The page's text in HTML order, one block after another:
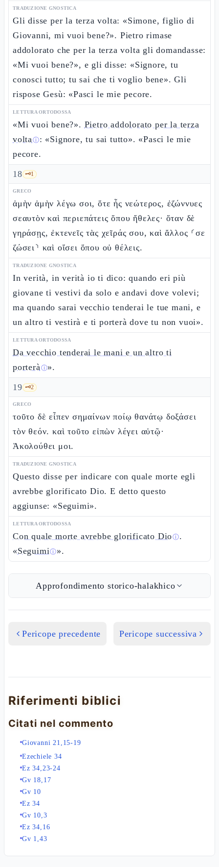
TRADUZIONE GNOSTICA
Gli disse per la terza volta: «Simone, figlio di
Giovanni, mi vuoi bene?». Pietro rimase
addolorato che per la terza volta gli domandasse:
«Mi vuoi bene?», e gli disse: «Signore, tu
conosci tutto; tu sai che ti voglio bene». Gli
rispose Gesù: «Pasci le mie pecore.
LETTURA ORTODOSSA
«Mi vuoi bene?». Pietro addolorato per la terza
voltaⓘ: «Signore, tu sai tutto». «Pasci le mie
pecore.
18 🗝️1
GRECO
ἀμὴν ἀμὴν λέγω σοι, ὅτε ἦς νεώτερος, ἐζώννυες
σεαυτὸν καὶ περιεπάτεις ὅπου ἤθελες· ὅταν δὲ
γηράσῃς, ἐκτενεῖς τὰς χεῖράς σου, καὶ ἄλλος ⸂σε
ζώσει⸃ καὶ οἴσει ὅπου οὐ θέλεις.
TRADUZIONE GNOSTICA
In verità, in verità io ti dico: quando eri più
giovane ti vestivi da solo e andavi dove volevi;
ma quando sarai vecchio tenderai le tue mani, e
un altro ti vestirà e ti porterà dove tu non vuoi».
LETTURA ORTODOSSA
Da vecchio tenderai le mani e un altro ti
porteràⓘ».
19 🗝️2
GRECO
τοῦτο δὲ εἶπεν σημαίνων ποίῳ θανάτῳ δοξάσει
τὸν θεόν. καὶ τοῦτο εἰπὼν λέγει αὐτῷ·
Ἀκολούθει μοι.
TRADUZIONE GNOSTICA
Questo disse per indicare con quale morte egli
avrebbe glorificato Dio. E detto questo
aggiunse: «Seguimi».
LETTURA ORTODOSSA
Con quale morte avrebbe glorificato Dioⓘ.
«Seguimiⓘ».
Approfondimento storico-halakhico
Pericope precedente Pericope successiva
Riferimenti biblici
Citati nel commento
Giovanni 21,15-19
Ezechiele 34
Ez 34,23-24
Gv 18,17
Gv 10
Ez 34
Gv 10,3
Ez 34,16
Gv 1,43